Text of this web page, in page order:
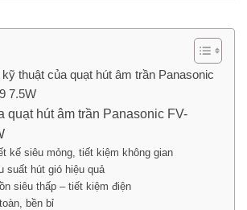
thuật của quạt hút âm trần Panasonic
7.5W
quạt hút âm trần Panasonic FV-
kế siêu mỏng, tiết kiệm không gian
suất hút gió hiệu quả
siêu thấp – tiết kiệm điện
bền bỉ